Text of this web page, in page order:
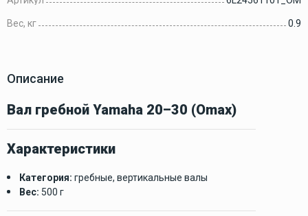
Вес, кг 0.9
Описание
Вал гребной Yamaha 20–30 (Omax)
Характеристики
Категория: гребные, вертикальные валы
Вес: 500 г